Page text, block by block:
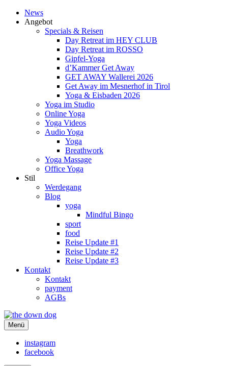
News
Angebot
Specials & Reisen
Day Retreat im HEY CLUB
Day Retreat im ROSSO
Gipfel-Yoga
d’Kammer Get Away
GET AWAY Wallerei 2026
Get Away im Mesnerhof in Tirol
Yoga & Eisbaden 2026
Yoga im Studio
Online Yoga
Yoga Videos
Audio Yoga
Yoga
Breathwork
Yoga Massage
Office Yoga
Stil
Werdegang
Blog
yoga
Mindful Bingo
sport
food
Reise Update #1
Reise Update #2
Reise Update #3
Kontakt
Kontakt
payment
AGBs
the down dog
Christina Ilchman
Menü
instagram
facebook